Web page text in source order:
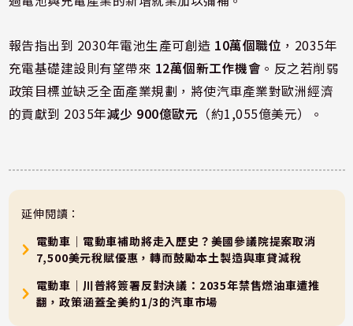
報告指出到 2030年電池生產可創造 10萬個職位 ，2035年
充電基礎建設則有望帶來 12萬個新工作機會 。反之若削弱
政策目標並缺乏全面產業規劃，將使汽車產業對歐洲經濟
的貢獻到 2035年減少 900億歐元 （約1,055億美元）。
延伸閱讀：
電動車｜電動車補助將走入歷史？美國參議院提案取消
7,500美元稅賦優惠，轉而鼓勵本土製造與車貸減稅
電動車｜川普將簽署反對決議：2035年禁售燃油車遭推
翻，政策涵蓋全美約1/3的汽車市場